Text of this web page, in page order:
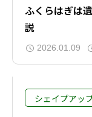
ふくらはぎは
説
2026.01.09
シェイプアッ